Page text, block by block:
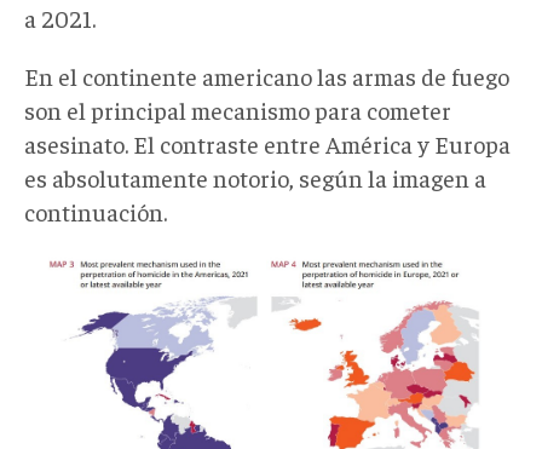
a 2021.
En el continente americano las armas de fuego
son el principal mecanismo para cometer
asesinato. El contraste entre América y Europa
es absolutamente notorio, según la imagen a
continuación.
Armas
EEUU